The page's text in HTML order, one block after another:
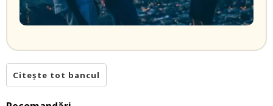
Citește tot bancul